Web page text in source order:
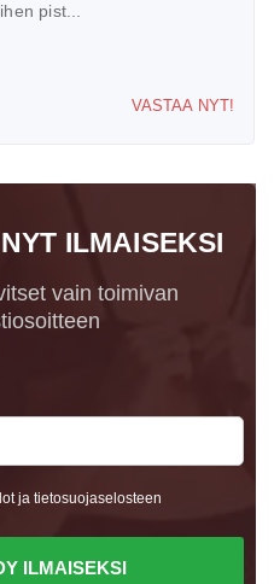
pist...
VASTAA NYT!
ILMAISEKSI
vain toimivan
ja tietosuojaselosteen
ILMAISEKSI